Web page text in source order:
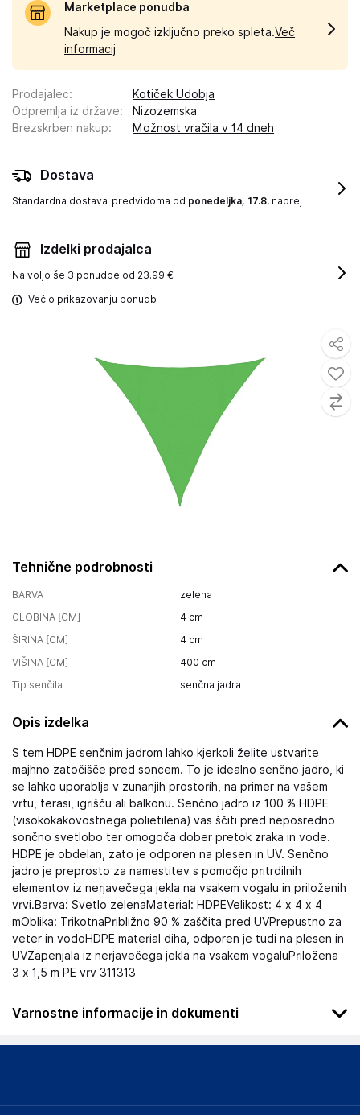
Tehnične podrobnosti
BARVA
zelena
GLOBINA [CM]
4 cm
ŠIRINA [CM]
4 cm
VIŠINA [CM]
400 cm
Tip senčila
senčna jadra
Opis izdelka
S tem HDPE senčnim jadrom lahko kjerkoli želite ustvarite
majhno zatočišče pred soncem. To je idealno senčno jadro, ki
se lahko uporablja v zunanjih prostorih, na primer na vašem
vrtu, terasi, igrišču ali balkonu. Senčno jadro iz 100 % HDPE
(visokokakovostnega polietilena) vas ščiti pred neposredno
sončno svetlobo ter omogoča dober pretok zraka in vode.
HDPE je obdelan, zato je odporen na plesen in UV. Senčno
jadro je preprosto za namestitev s pomočjo pritrdilnih
elementov iz nerjavečega jekla na vsakem vogalu in priloženih
vrvi.Barva: Svetlo zelenaMaterial: HDPEVelikost: 4 x 4 x 4
mOblika: TrikotnaPribližno 90 % zaščita pred UVPrepustno za
veter in vodoHDPE material diha, odporen je tudi na plesen in
UVZapenjala iz nerjavečega jekla na vsakem vogaluPriložena
3 x 1,5 m PE vrv 311313
Varnostne informacije in dokumenti
Podatki o proizvajalcu
Marketplace ponudba
Nakup je mogoč izključno preko spleta.Več
informacij
Prodajalec:
Kotiček Udobja
Odpremlja iz države:
Nizozemska
Brezskrben nakup: Možnost vračila v 14 dneh
Dostava
Standardna dostava predvidoma od ponedeljka, 17.8. naprej
Izdelki prodajalca
Na voljo še 3 ponudbe od 23.99 €
Več o prikazovanju ponudb